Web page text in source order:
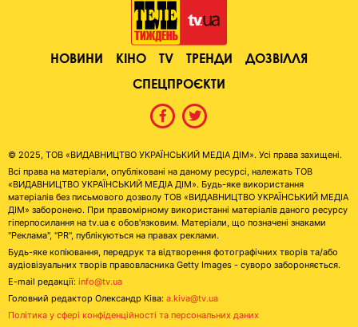
НОВИНИ КІНО TV ТРЕНДИ
ДОЗВІЛЛЯ
СПЕЦПРОЄКТИ
© 2025, ТОВ «ВИДАВНИЦТВО УКРАЇНСЬКИЙ МЕДІА ДІМ». Усі права захищені.
Всі права на матеріали, опубліковані на даному ресурсі, належать ТОВ
«ВИДАВНИЦТВО УКРАЇНСЬКИЙ МЕДІА ДІМ». Будь-яке використання
матеріалів без письмового дозволу ТОВ «ВИДАВНИЦТВО УКРАЇНСЬКИЙ МЕДІА
ДІМ» заборонено. При правомірному використанні матеріалів даного ресурсу
гіперпосилання на tv.ua є обов'язковим. Матеріали, що позначені знаками
"Реклама", "PR", публікуються на правах реклами.
Будь-яке копіювання, передрук та відтворення фотографічних творів та/або
аудіовізуальних творів правовласника Getty Images - суворо забороняється.
E-mail редакції: info@tv.ua
Головний редактор Олександр Ківа: a.kiva@tv.ua
Політика у сфері конфіденційності та персональних даних